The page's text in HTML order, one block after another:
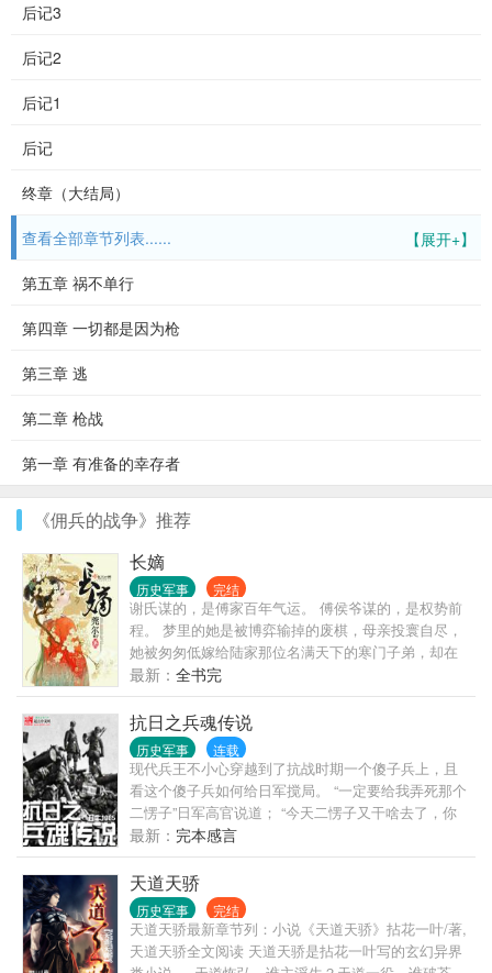
后记3
后记2
后记1
后记
终章（大结局）
【展开+】
查看全部章节列表......
第五章 祸不单行
第四章 一切都是因为枪
第三章 逃
第二章 枪战
第一章 有准备的幸存者
《佣兵的战争》推荐
长嫡
历史军事 完结
谢氏谋的，是傅家百年气运。 傅侯爷谋的，是权势前
程。 梦里的她是被博弈输掉的废棋，母亲投寰自尽，
她被匆匆低嫁给陆家那位名满天下的寒门子弟，却在
大好年华，匆匆早逝。 当她睁眼醒来，冷笑出声，你
们都该好好忏悔！
最新： 全书完
抗日之兵魂传说
历史军事 连载
现代兵王不小心穿越到了抗战时期一个傻子兵上，且
看这个傻子兵如何给日军搅局。 “一定要给我弄死那个
二愣子”日军高官说道； “今天二愣子又干啥去了，你
怎么不派人跟着”政委说道； “别让二愣子知道了！要
不完了”一个伪军在做坏事时小声的说道； “我的部队
没有子弹了，你给送点子弹到城外来”二愣子给城里的
日军军官写信说道。 小说名字按照要求正式由《二愣
子抗日》改名为《抗日之兵魂传说》 ............... 各位
看官且看二愣子诙谐抗日 推荐一本书《超级大学校
长》
最新： 完本感言
天道天骄
历史军事 完结
天道天骄最新章节列：小说《天道天骄》拈花一叶/著,
天道天骄全文阅读 天道天骄是拈花一叶写的玄幻异界